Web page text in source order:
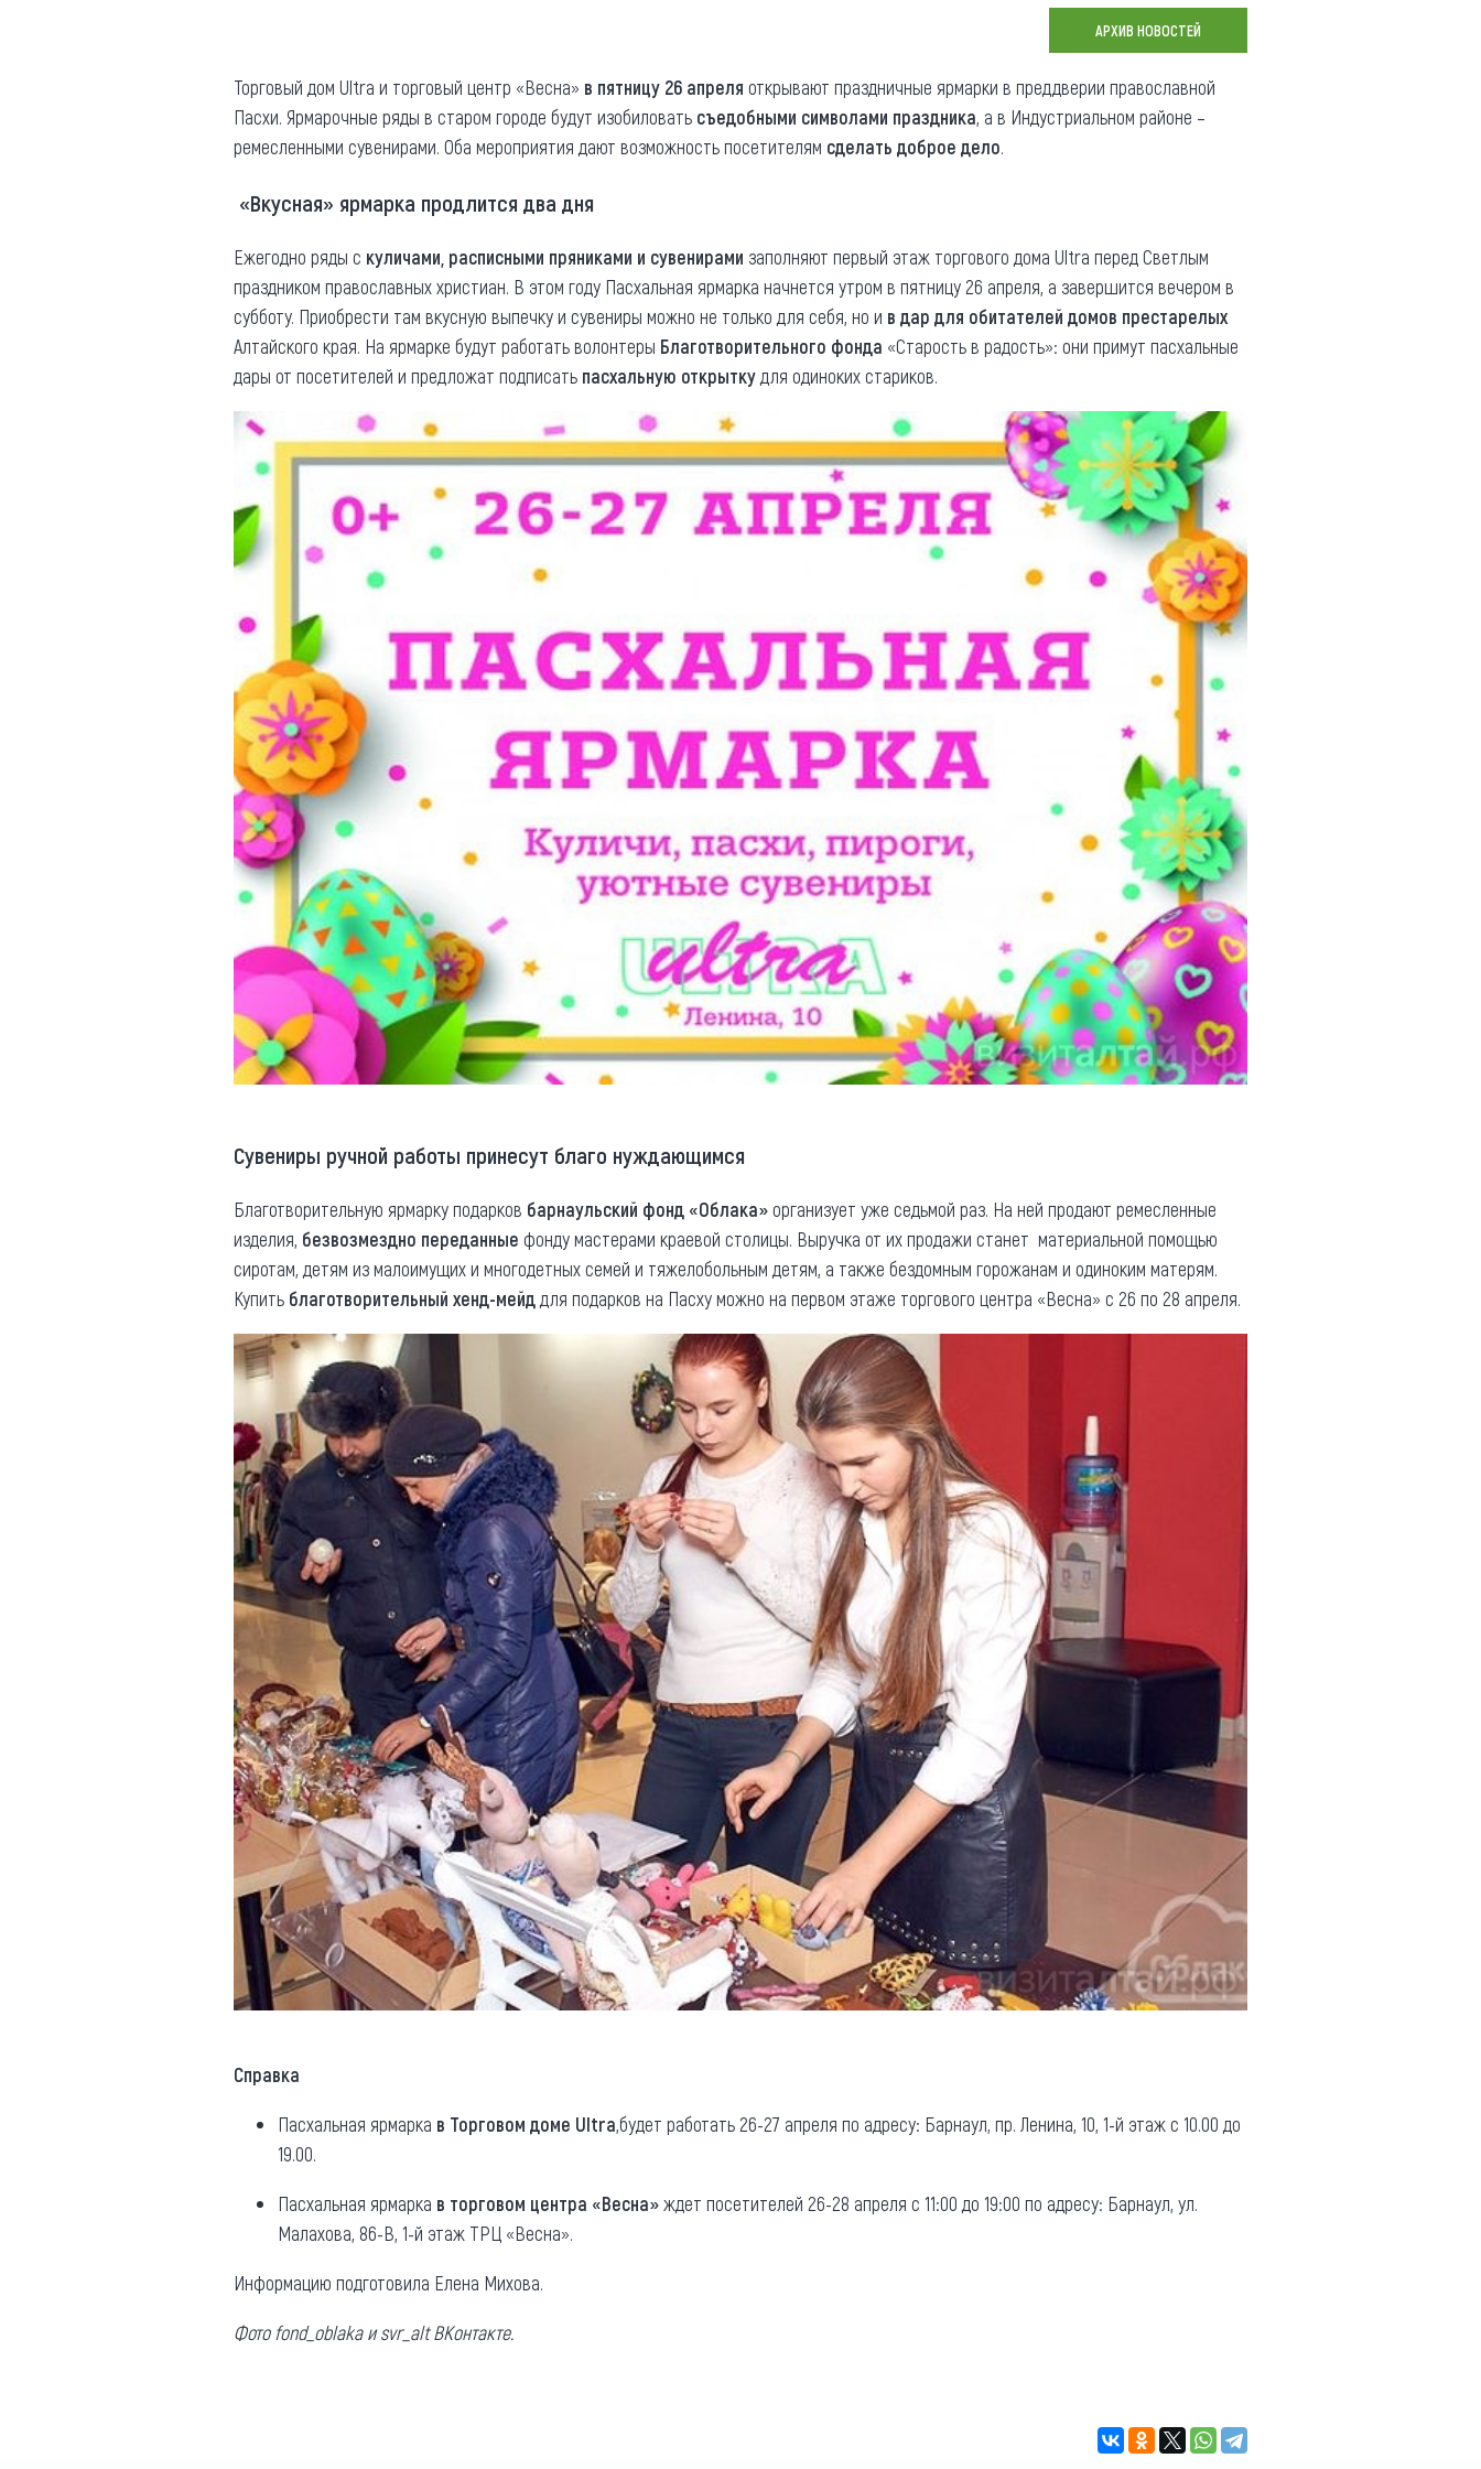
Придорожные кафе
Новости
Что привезти (сувениры)
Общая информация
Как добраться
Люди, прославившие Алтай
Коллекция впечатлений
Блог путешественника
Видеогалерея
Другие рубрики
Реестр туроператоров
Реестр туристических
агентств Алтайского края
Обращения граждан
Противодействие коррупции
АРХИВ НОВОСТЕЙ
Торговый дом Ultra и торговый центр «Весна» в пятницу 26 апреля открывают праздничные ярмарки в преддверии православной
Пасхи. Ярмарочные ряды в старом городе будут изобиловать съедобными символами праздника, а в Индустриальном районе –
ремесленными сувенирами. Оба мероприятия дают возможность посетителям сделать доброе дело.
«Вкусная» ярмарка продлится два дня
Ежегодно ряды с куличами, расписными пряниками и сувенирами заполняют первый этаж торгового дома Ultra перед Светлым
праздником православных христиан. В этом году Пасхальная ярмарка начнется утром в пятницу 26 апреля, а завершится вечером в
субботу. Приобрести там вкусную выпечку и сувениры можно не только для себя, но и в дар для обитателей домов престарелых
Алтайского края. На ярмарке будут работать волонтеры Благотворительного фонда «Старость в радость»: они примут пасхальные
дары от посетителей и предложат подписать пасхальную открыткудля одиноких стариков.
Сувениры ручной работы принесут благо нуждающимся
Благотворительную ярмарку подарков барнаульский фонд «Облака»организует уже седьмой раз. На ней продают ремесленные
изделия, безвозмездно переданные фонду мастерами краевой столицы. Выручка от их продажи станет материальной помощью
сиротам, детям из малоимущих и многодетных семей и тяжелобольным детям, а также бездомным горожанам и одиноким матерям.
Купить благотворительный хенд-мейддля подарков на Пасху можно на первом этаже торгового центра «Весна» с 26 по 28 апреля.
Справка
Пасхальная ярмарка в Торговом доме Ultra,будет работать 26-27 апреля по адресу: Барнаул, пр. Ленина, 10, 1-й этаж с 10.00 до
19.00.
Пасхальная ярмарка в торговом центра «Весна»ждет посетителей 26-28 апреля с 11:00 до 19:00 по адресу: Барнаул, ул.
Малахова, 86-В, 1-й этаж ТРЦ «Весна».
Информацию подготовила Елена Михова.
Фото fond_oblaka и svr_alt ВКонтакте.